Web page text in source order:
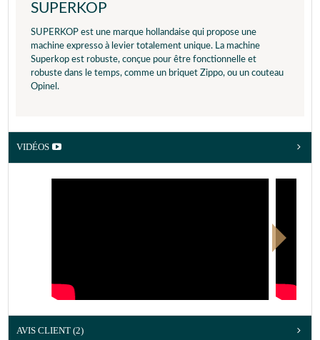
SUPERKOP
SUPERKOP est une marque hollandaise qui propose une
machine expresso à levier totalement unique. La machine
Superkop est robuste, conçue pour être fonctionnelle et
robuste dans le temps, comme un briquet Zippo, ou un couteau
Opinel.
VIDÉOS
AVIS CLIENT (2)